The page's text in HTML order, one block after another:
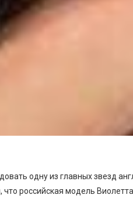
одну из главных звезд
российская модель